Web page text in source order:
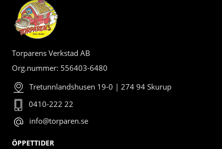
Torparens Verkstad AB
Org.nummer: 556403-6480
Tretunnlandshusen 19-0 | 274 94 Skurup
0410-222 22
info@torparen.se
ÖPPETTIDER